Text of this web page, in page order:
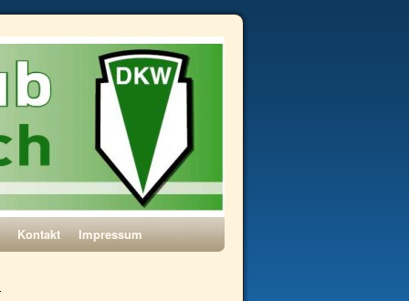
Kontakt Impressum